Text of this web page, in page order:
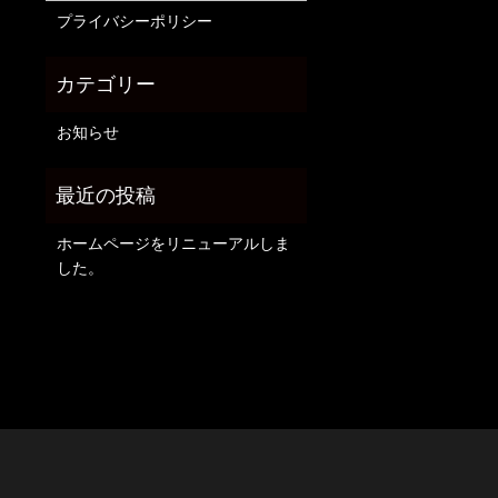
プライバシーポリシー
お知らせ
ホームページをリニューアルしま
した。